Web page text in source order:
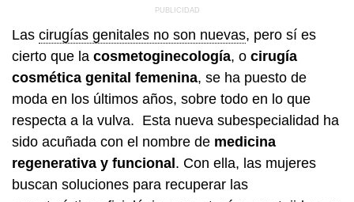
Las cirugías genitales no son nuevas, pero sí es
cierto que la cosmetoginecología, o cirugía
cosmética genital femenina, se ha puesto de
moda en los últimos años, sobre todo en lo que
respecta a la vulva. Esta nueva subespecialidad ha
sido acuñada con el nombre de medicina
regenerativa y funcional . Con ella, las mujeres
buscan soluciones para recuperar las